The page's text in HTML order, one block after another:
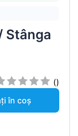
Stânga
()
în coș